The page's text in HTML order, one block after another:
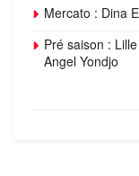
Mercato : Dina
Pré saison :
Angel Yondjo